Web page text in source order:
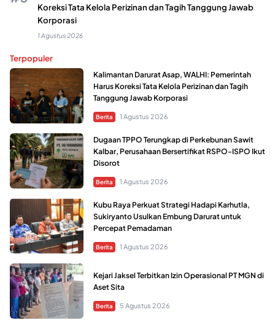
Koreksi Tata Kelola Perizinan dan Tagih Tanggung Jawab
Korporasi
1 Agustus 2026
Terpopuler
Kalimantan Darurat Asap, WALHI: Pemerintah
Harus Koreksi Tata Kelola Perizinan dan Tagih
Tanggung Jawab Korporasi
Berita 1 Agustus 2026
Dugaan TPPO Terungkap di Perkebunan Sawit
Kalbar, Perusahaan Bersertifikat RSPO-ISPO Ikut
Disorot
Berita 1 Agustus 2026
Kubu Raya Perkuat Strategi Hadapi Karhutla,
Sukiryanto Usulkan Embung Darurat untuk
Percepat Pemadaman
Berita 1 Agustus 2026
Kejari Jaksel Terbitkan Izin Operasional PT MGN di
Aset Sita
Berita 5 Agustus 2026